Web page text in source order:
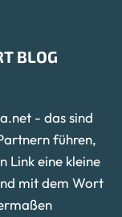
BLOG
- das sind
führen,
Link eine kleine
mit dem Wort